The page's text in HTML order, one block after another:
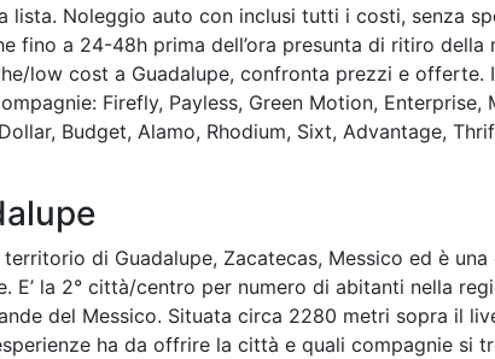
lista. Noleggio auto con inclusi tutti i costi, senza
fino a 24-48h prima dell’ora presunta di ritiro della
low cost a Guadalupe, confronta prezzi e offerte.
Firefly, Payless, Green Motion, Enterprise,
Budget, Alamo, Rhodium, Sixt, Advantage,
di Guadalupe, Zacatecas, Messico ed è una
E’ la 2° città/centro per numero di abitanti nella
del Messico. Situata circa 2280 metri sopra il
ha da offrire la città e quali compagnie si